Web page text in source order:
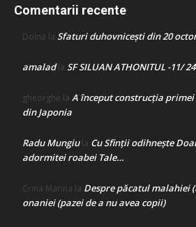
Comentarii recente
Doina la Sfaturi duhovnicești din 20
amaladla SF SILUAN ATHONITUL -11/ 24
gheorghe la A început construcţia
din Japonia
Radu Mungiula Cu Sfinții odihnește
adormitei roabei Tale…
Crina Marina la Despre păcatul malahiei
onaniei (pazei de a nu avea copii)